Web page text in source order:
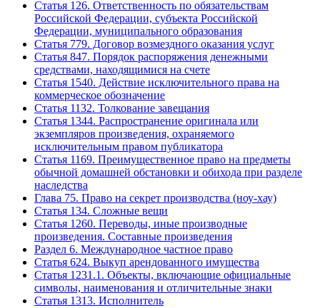
Статья 126. Ответственность по обязательствам
Российской Федерации, субъекта Российской
Федерации, муниципального образования
Статья 779. Договор возмездного оказания услуг
Статья 847. Порядок распоряжения денежными
средствами, находящимися на счете
Статья 1540. Действие исключительного права на
коммерческое обозначение
Статья 1132. Толкование завещания
Статья 1344. Распространение оригинала или
экземпляров произведения, охраняемого
исключительным правом публикатора
Статья 1169. Преимущественное право на предметы
обычной домашней обстановки и обихода при разделе
наследства
Глава 75. Право на секрет производства (ноу-хау)
Статья 134. Сложные вещи
Статья 1260. Переводы, иные производные
произведения. Составные произведения
Раздел 6. Международное частное право
Статья 624. Выкуп арендованного имущества
Статья 1231.1. Объекты, включающие официальные
символы, наименования и отличительные знаки
Статья 1313. Исполнитель